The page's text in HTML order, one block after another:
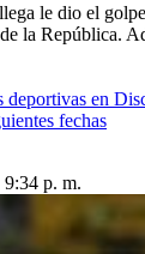
le dio el
la República.
deportivas en
fechas
9:34 p. m.